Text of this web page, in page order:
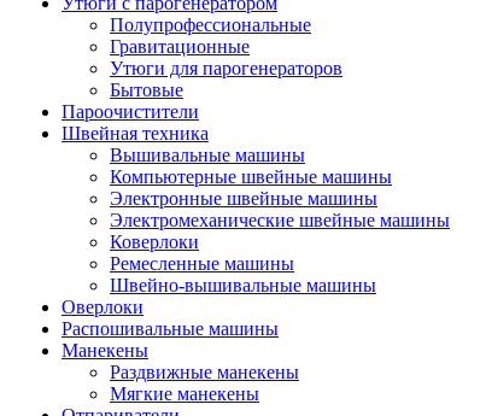
Полупрофессиональные
Гравитационные
Утюги для парогенераторов
Бытовые
Пароочистители
Швейная техника
Вышивальные машины
Компьютерные швейные машины
Электронные швейные машины
Электромеханические швейные машины
Коверлоки
Ремесленные машины
Швейно-вышивальные машины
Оверлоки
Распошивальные машины
Манекены
Раздвижные манекены
Мягкие манекены